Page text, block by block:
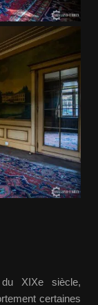
XIXe siècle,
certaines